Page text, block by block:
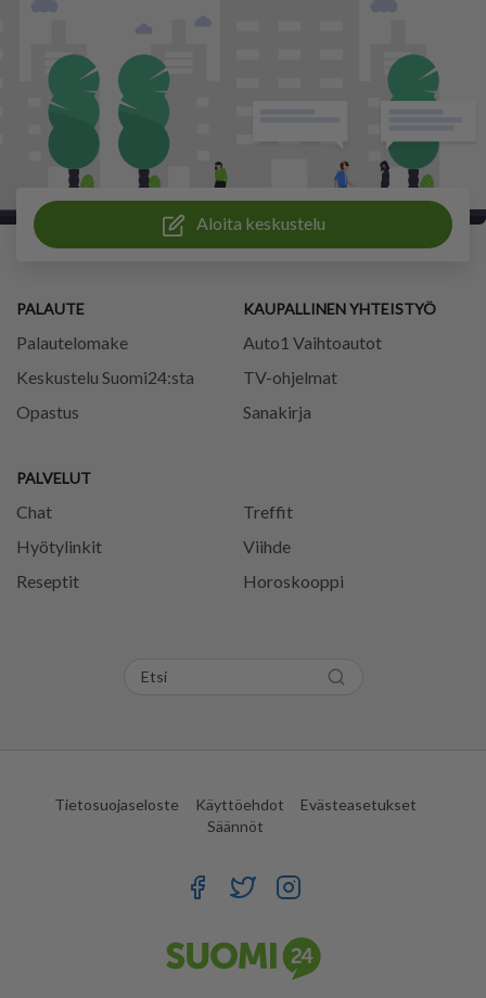
Aloita keskustelu
PALAUTE
Palautelomake
Keskustelu Suomi24:sta
Opastus
PALVELUT
Chat
Treffit
Hyötylinkit
Viihde
Reseptit
Horoskooppi
KAUPALLINEN YHTEISTYÖ
Auto1 Vaihtoautot
TV-ohjelmat
Sanakirja
Tietosuojaseloste Käyttöehdot
Evästeasetukset
Säännöt